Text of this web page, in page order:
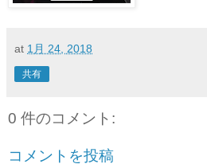
at 1月 24, 2018
共有
0 件のコメント:
コメントを投稿